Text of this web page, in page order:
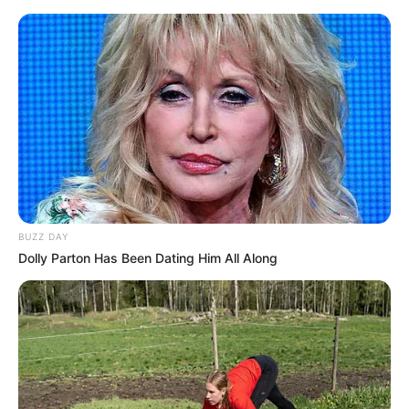
Stadtführer, Reiseleiter und Tickets St. Goar
Geldtausch im Urlaub Kapitalanlagen
Bald ist Hohes Friedensfest (in Augsburg ein Feiertag):
Sonnabend, den 08.08.2026
Hier können Sie vor Ihrer Reise nachSt. Goar, aber auch
wenn Sie bereits an Ihrem Reiseziel sind, eine Reise-
Umgebung online buchen. Ebenso ist manchmal sogar
die Buchung eines persönlichen Reise- oder Stadtführers
für Einzeltouristen und kleinere Gruppen möglich. Es
werden bei den angebotenen Besichtigungstouren alle
wichtigen Sehenswürdigkeiten besucht, wobei auch
spannende Hintergrundinformationen vermittelt werden
BUZZ DAY
Dolly Parton Has Been Dating Him All Along